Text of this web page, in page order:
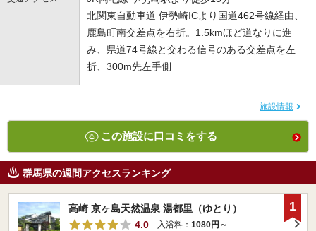
北関東自動車道 伊勢崎ICより国道462号線経由、
鹿島町南交差点を右折。1.5kmほど道なりに進
み、県道74号線と交わる信号のある交差点を左
折、300m先左手側
施設情報
この施設に口コミをする
群馬県の週間アクセスランキング
高崎 京ヶ島天然温泉 湯都里（ゆとり）
4.0
入浴料： 1080円～
1